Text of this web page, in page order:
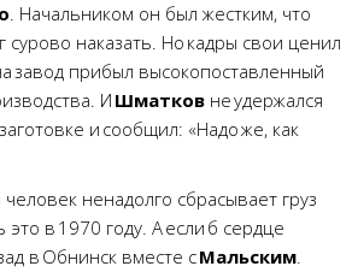
. Начальником он был жестким, что
сурово наказать. Но кадры свои ценил
завод прибыл высокопоставленный
И Шматков не удержался
и сообщил: «Надо же, как
ненадолго сбрасывает груз
в 1970 году. А если б сердце
в Обнинск вместе сМальским.